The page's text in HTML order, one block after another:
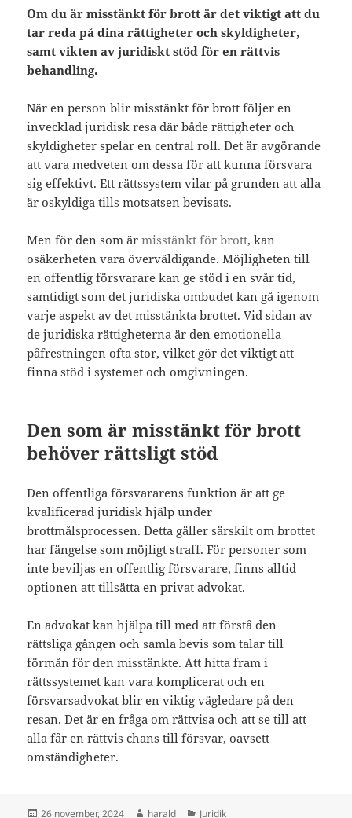
Om du är misstänkt för brott är det viktigt att du
tar reda på dina rättigheter och skyldigheter,
samt vikten av juridiskt stöd för en rättvis
behandling.
När en person blir misstänkt för brott följer en
invecklad juridisk resa där både rättigheter och
skyldigheter spelar en central roll. Det är avgörande
att vara medveten om dessa för att kunna försvara
sig effektivt. Ett rättssystem vilar på grunden att alla
är oskyldiga tills motsatsen bevisats.
Men för den som ärmisstänkt för brott, kan
osäkerheten vara överväldigande. Möjligheten till
en offentlig försvarare kan ge stöd i en svår tid,
samtidigt som det juridiska ombudet kan gå igenom
varje aspekt av det misstänkta brottet. Vid sidan av
de juridiska rättigheterna är den emotionella
påfrestningen ofta stor, vilket gör det viktigt att
finna stöd i systemet och omgivningen.
Den som är misstänkt för brott
behöver rättsligt stöd
Den offentliga försvararens funktion är att ge
kvalificerad juridisk hjälp under
brottmålsprocessen. Detta gäller särskilt om brottet
har fängelse som möjligt straff. För personer som
inte beviljas en offentlig försvarare, finns alltid
optionen att tillsätta en privat advokat.
En advokat kan hjälpa till med att förstå den
rättsliga gången och samla bevis som talar till
förmån för den misstänkte. Att hitta fram i
rättssystemet kan vara komplicerat och en
försvarsadvokat blir en viktig vägledare på den
resan. Det är en fråga om rättvisa och att se till att
alla får en rättvis chans till försvar, oavsett
omständigheter.
Postat
26 november, 2024 Författare
harald Kategorier
Juridik